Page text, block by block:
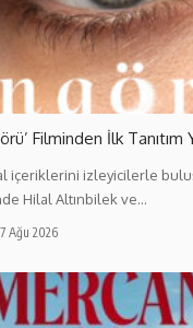
Filminden İlk Tanıtım
içeriklerini izleyicilerle
Hilal Altınbilek ve…
7 Ağu 2026